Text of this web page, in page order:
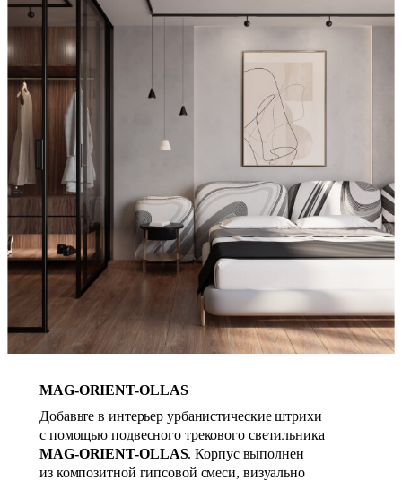
MAG-ORIENT-OLLAS
Добавьте в интерьер урбанистические штрихи
с помощью подвесного трекового светильника
MAG-ORIENT-OLLAS. Корпус выполнен
из композитной гипсовой смеси, визуально